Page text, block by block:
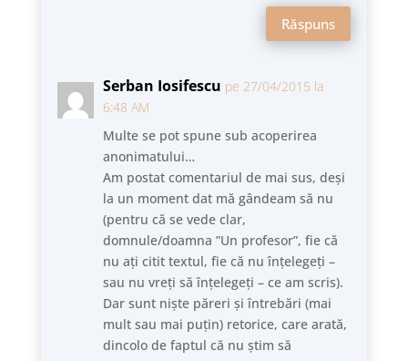
Răspuns
Serban Iosifescu pe 27/04/2015 la
6:48 AM
Multe se pot spune sub acoperirea
anonimatului…
Am postat comentariul de mai sus, deși
la un moment dat mă gândeam să nu
(pentru că se vede clar,
domnule/doamna ”Un profesor”, fie că
nu ați citit textul, fie că nu înțelegeți –
sau nu vreți să înțelegeți – ce am scris).
Dar sunt niște păreri și întrebări (mai
mult sau mai puțin) retorice, care arată,
dincolo de faptul că nu știm să